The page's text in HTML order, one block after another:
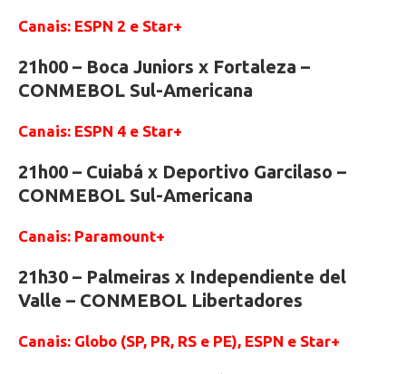
Canais: ESPN 2 e Star+
21h00 – Boca Juniors x Fortaleza –
CONMEBOL Sul-Americana
Canais: ESPN 4 e Star+
21h00 – Cuiabá x Deportivo Garcilaso –
CONMEBOL Sul-Americana
Canais: Paramount+
21h30 – Palmeiras x Independiente del
Valle – CONMEBOL Libertadores
Canais: Globo (SP, PR, RS e PE), ESPN e Star+